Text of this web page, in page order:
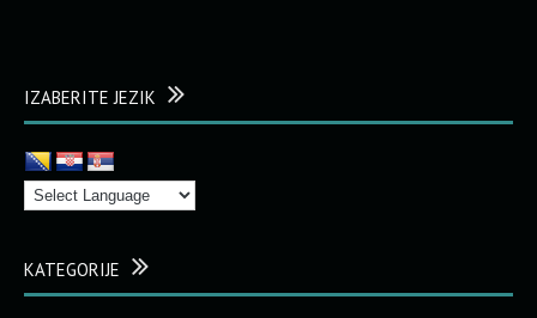
IZABERITE JEZIK
KATEGORIJE